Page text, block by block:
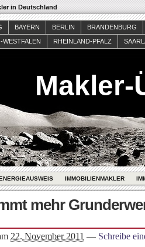
in Deutschland
BAYERN BERLIN
BRANDENBURG
WESTFALEN RHEINLAND-PFALZ
Makler-
IMMOBILIENMAKLER
mehr
22. November 2011 — Schreibe